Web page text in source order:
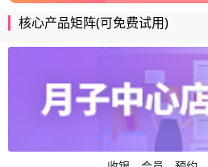
核心产品矩阵(可免费试用)